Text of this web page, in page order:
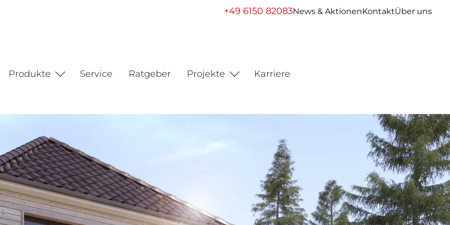
+49 6150 82083News & AktionenKontaktÜber uns
Produkte
Service Ratgeber Projekte Karriere